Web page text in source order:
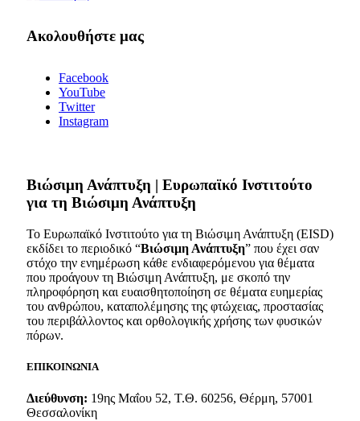
Ακολουθήστε μας
Facebook
YouTube
Twitter
Instagram
Bιώσιμη Ανάπτυξη | Ευρωπαϊκό Ινστιτούτο
για τη Βιώσιμη Ανάπτυξη
Το Ευρωπαϊκό Ινστιτούτο για τη Βιώσιμη Ανάπτυξη (EISD)
εκδίδει το περιοδικό “Βιώσιμη Ανάπτυξη” που έχει σαν
στόχο την ενημέρωση κάθε ενδιαφερόμενου για θέματα
που προάγουν τη Βιώσιμη Ανάπτυξη, με σκοπό την
πληροφόρηση και ευαισθητοποίηση σε θέματα ευημερίας
του ανθρώπου, καταπολέμησης της φτώχειας, προστασίας
του περιβάλλοντος και ορθολογικής χρήσης των φυσικών
πόρων.
ΕΠΙΚΟΙΝΩΝΙΑ
Διεύθυνση: 19ης Μαΐου 52, Τ.Θ. 60256, Θέρμη, 57001
Θεσσαλονίκη